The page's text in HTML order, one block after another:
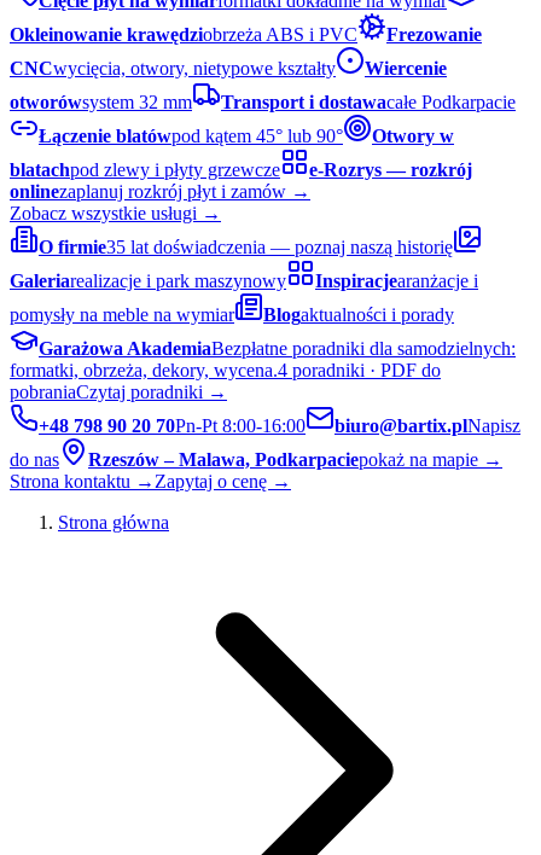
Okleinowanie krawędziobrzeża ABS i PVC
Frezowanie
CNCwycięcia, otwory, nietypowe kształty
Wiercenie
otworówsystem 32 mm Transport i dostawacałe Podkarpacie
Łączenie blatówpod kątem 45° lub 90°
Otwory w
blatachpod zlewy i płyty grzewcze
e-Rozrys — rozkrój
onlinezaplanuj rozkrój płyt i zamów →
Zobacz wszystkie usługi →
O firmie35 lat doświadczenia — poznaj naszą historię
Galeriarealizacje i park maszynowy Inspiracjearanżacje i
pomysły na meble na wymiar
Blogaktualności i porady
Garażowa AkademiaBezpłatne poradniki dla samodzielnych:
formatki, obrzeża, dekory, wycena.4 poradniki · PDF do
pobraniaCzytaj poradniki →
+48 798 90 20 70Pn-Pt 8:00-16:00 biuro@bartix.plNapisz
do nas
Rzeszów – Malawa, Podkarpaciepokaż na mapie →
Strona kontaktu → Zapytaj o cenę →
Strona główna